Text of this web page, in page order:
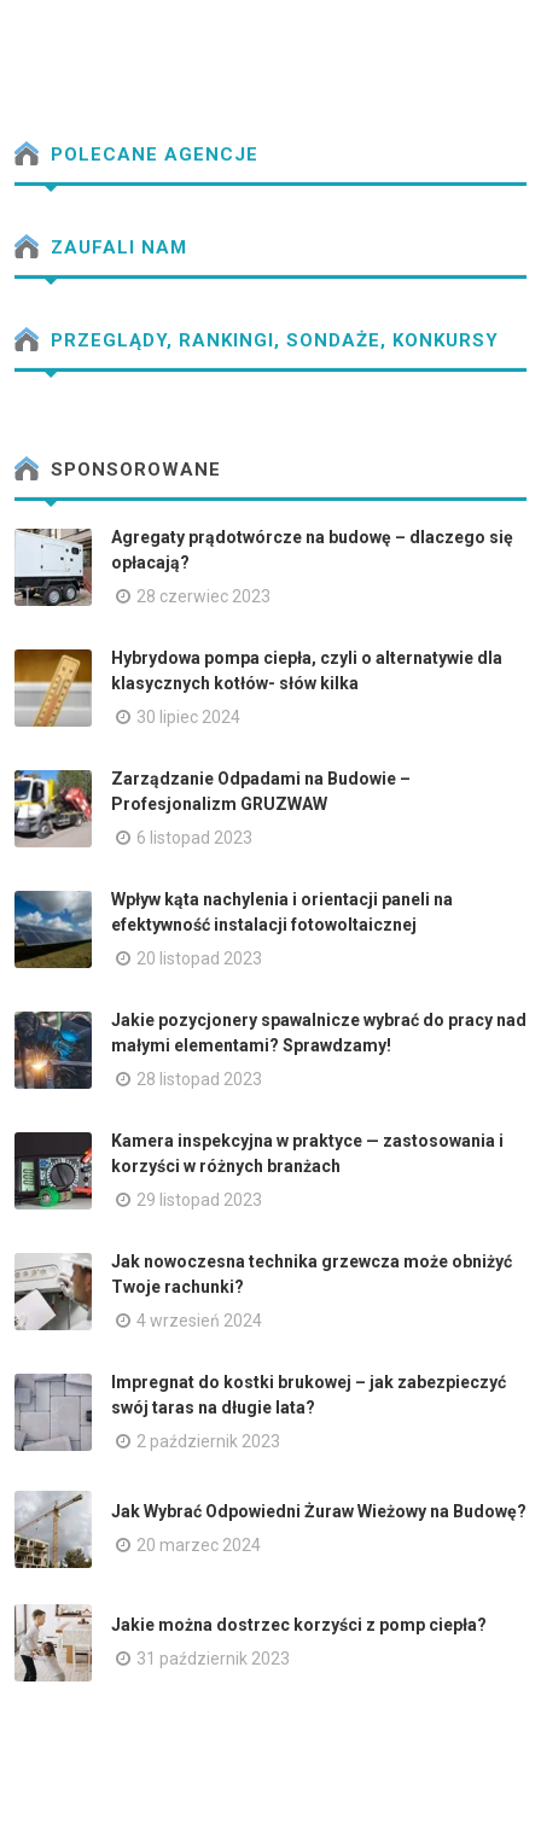
POLECANE AGENCJE
ZAUFALI NAM
PRZEGLĄDY, RANKINGI, SONDAŻE, KONKURSY
SPONSOROWANE
Agregaty prądotwórcze na budowę – dlaczego się
opłacają?
28 czerwiec 2023
Hybrydowa pompa ciepła, czyli o alternatywie dla
klasycznych kotłów- słów kilka
30 lipiec 2024
Zarządzanie Odpadami na Budowie –
Profesjonalizm GRUZWAW
6 listopad 2023
Wpływ kąta nachylenia i orientacji paneli na
efektywność instalacji fotowoltaicznej
20 listopad 2023
Jakie pozycjonery spawalnicze wybrać do pracy nad
małymi elementami? Sprawdzamy!
28 listopad 2023
Kamera inspekcyjna w praktyce — zastosowania i
korzyści w różnych branżach
29 listopad 2023
Jak nowoczesna technika grzewcza może obniżyć
Twoje rachunki?
4 wrzesień 2024
Impregnat do kostki brukowej – jak zabezpieczyć
swój taras na długie lata?
2 październik 2023
Jak Wybrać Odpowiedni Żuraw Wieżowy na Budowę?
20 marzec 2024
Jakie można dostrzec korzyści z pomp ciepła?
31 październik 2023